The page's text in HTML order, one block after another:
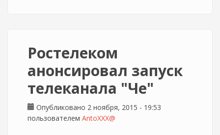
Ростелеком
анонсировал запуск
телеканала "Че"
Опубликовано 2 ноября, 2015 - 19:53
пользователем AntoXXX@